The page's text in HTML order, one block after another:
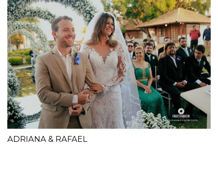
ADRIANA & RAFAEL